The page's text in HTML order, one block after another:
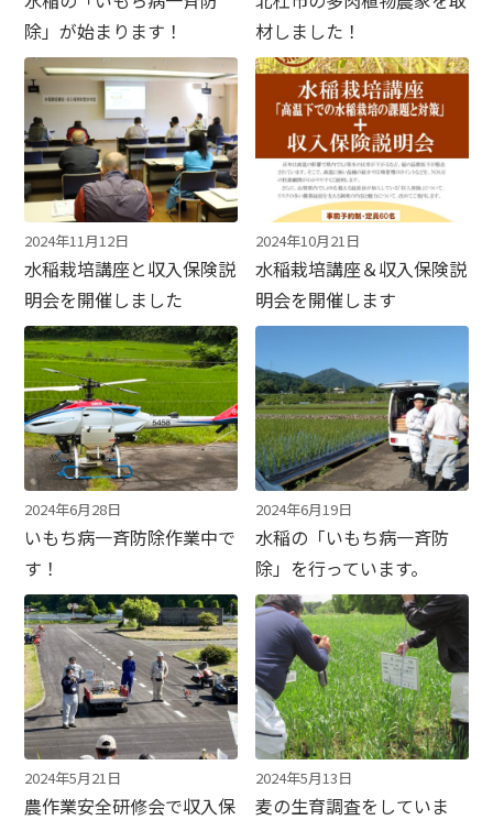
除」が始まります！
材しました！
2024年11月12日
水稲栽培講座と収入保険説
明会を開催しました
2024年10月21日
水稲栽培講座＆収入保険説
明会を開催します
2024年6月28日
いもち病一斉防除作業中で
す！
2024年6月19日
水稲の「いもち病一斉防
除」を行っています。
2024年5月21日
農作業安全研修会で収入保
2024年5月13日
麦の生育調査をしていま